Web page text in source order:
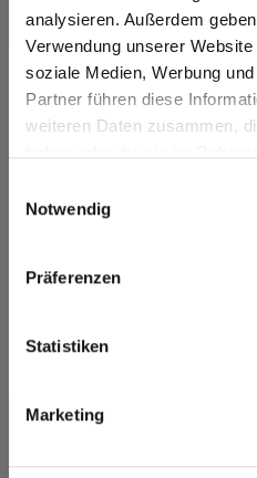
analysieren. Außerdem
Verwendung unserer
soziale Medien, Werbung
Partner führen diese
weiteren Daten zusammen,
Notwendig
Präferenzen
Statistiken
Marketing
sr.modal is not closeable
Are you based in
Staten?
rest of the world!
Productkenmerken
maken
Krasvast
Oppervlaktekenmerken
Anti Fingerprint
verlijmen
Heeft u vragen over onze stalen?